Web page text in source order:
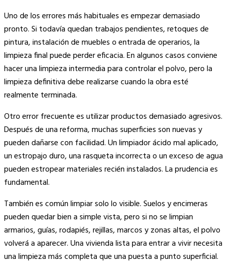
Uno de los errores más habituales es empezar demasiado
pronto. Si todavía quedan trabajos pendientes, retoques de
pintura, instalación de muebles o entrada de operarios, la
limpieza final puede perder eficacia. En algunos casos conviene
hacer una limpieza intermedia para controlar el polvo, pero la
limpieza definitiva debe realizarse cuando la obra esté
realmente terminada.
Otro error frecuente es utilizar productos demasiado agresivos.
Después de una reforma, muchas superficies son nuevas y
pueden dañarse con facilidad. Un limpiador ácido mal aplicado,
un estropajo duro, una rasqueta incorrecta o un exceso de agua
pueden estropear materiales recién instalados. La prudencia es
fundamental.
También es común limpiar solo lo visible. Suelos y encimeras
pueden quedar bien a simple vista, pero si no se limpian
armarios, guías, rodapiés, rejillas, marcos y zonas altas, el polvo
volverá a aparecer. Una vivienda lista para entrar a vivir necesita
una limpieza más completa que una puesta a punto superficial.